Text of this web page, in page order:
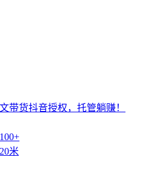
带货抖音授权，托管躺赚！
米